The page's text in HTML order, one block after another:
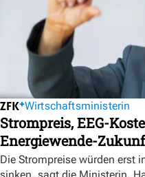
Wirtschaftsministerin
Strompreis, EEG-
Energiewende-
Die Strompreise würden erst